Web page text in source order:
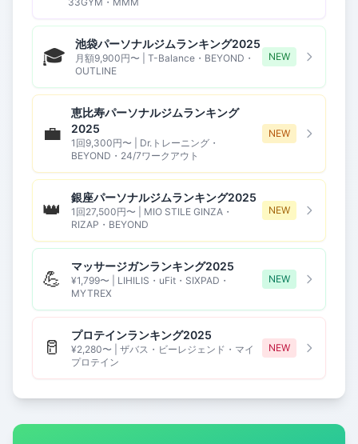
🎓
池袋パーソナルジムランキング2025
月額9,900円〜 | T-Balance・BEYOND・
OUTLINE
NEW
💼
恵比寿パーソナルジムランキング
2025
1回9,300円〜 | Dr.トレーニング・
BEYOND・24/7ワークアウト
NEW
👑
銀座パーソナルジムランキング2025
1回27,500円〜 | MIO STILE GINZA・
RIZAP・BEYOND
NEW
💪
マッサージガンランキング2025
¥1,799〜 | LIHILIS・uFit・SIXPAD・
MYTREX
NEW
🥛
プロテインランキング2025
¥2,280〜 | ザバス・ビーレジェンド・マイ
プロテイン
NEW